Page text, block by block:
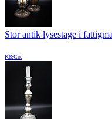
Stor antik lysestage i
K&Co.